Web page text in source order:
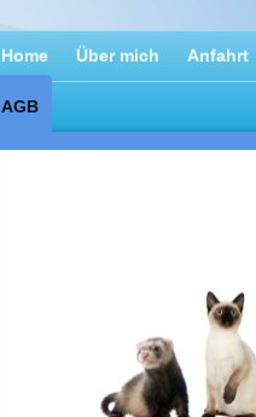
Home Über mich Anfahrt
AGB